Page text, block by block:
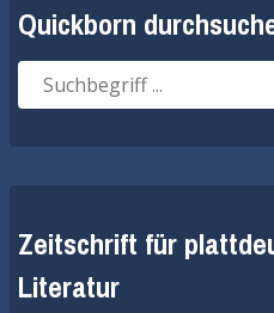
Quickborn
Suche
nach:
Zeitschrift für
Literatur